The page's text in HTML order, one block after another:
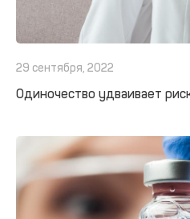
29 сентября, 2022
Одиночество удваивает